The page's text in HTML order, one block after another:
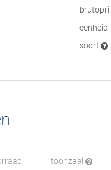
eenheid
soort
toonzaal